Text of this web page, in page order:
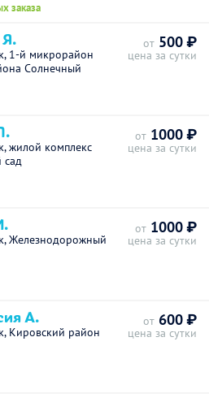
заказа
1-й микрорайон
Солнечный
от 500 ₽
цена за сутки
жилой комплекс
сад
от 1000 ₽
цена за сутки
Железнодорожный
от 1000 ₽
цена за сутки
А.
Кировский район
от 600 ₽
цена за сутки